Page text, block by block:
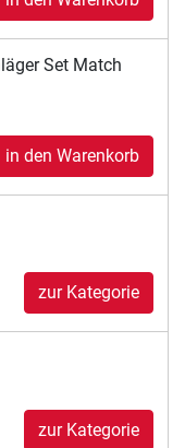
Set Match
in den Warenkorb
zur Kategorie
zur Kategorie